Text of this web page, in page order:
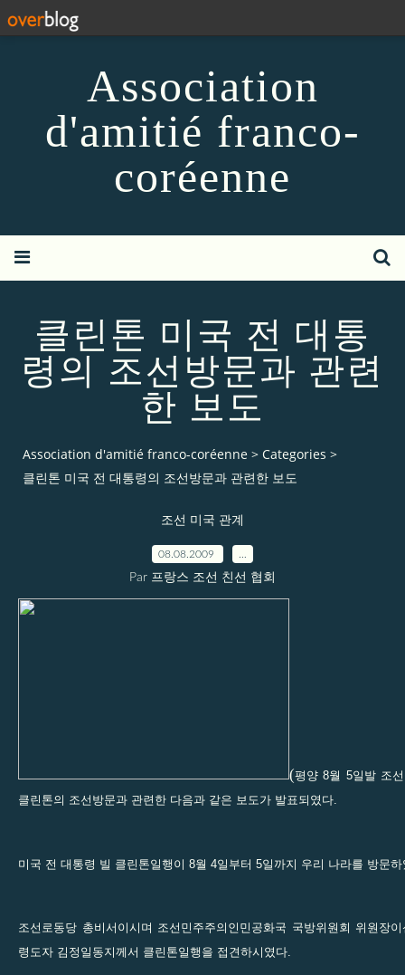
Association
d'amitié franco-
coréenne
클린톤 미국 전 대통
령의 조선방문과 관련
한 보도
Association d'amitié franco-coréenne > Categories >
클린톤 미국 전 대통령의 조선방문과 관련한 보도
조선 미국 관계
08.08.2009
Par 프랑스 조선 친선 협회
(평양 8월 5일발 조
클린톤의 조선방문과 관련한 다음과 같은 보도가 발표되였다.
미국 전 대통령 빌 클린톤일행이 8월 4일부터 5일까지 우리 나라를 방문하
조선로동당 총비서이시며 조선민주주의인민공화국 국방위원회 위원장
령도자 김정일동지께서 클린톤일행을 접견하시였다.